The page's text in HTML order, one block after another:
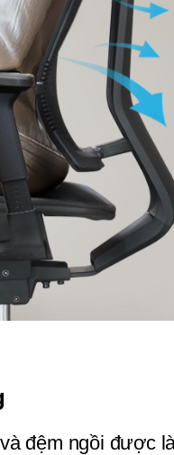
đệm ngồi được